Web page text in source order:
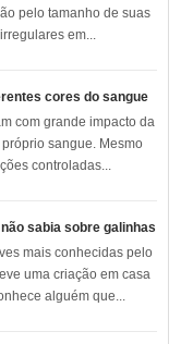
pelo tamanho de suas
em...
cores do sangue
com grande impacto da
sangue. Mesmo
controladas...
sabia sobre galinhas
mais conhecidas pelo
uma criação em casa
alguém que...